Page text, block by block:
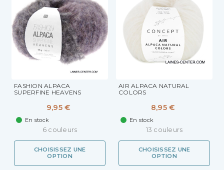
FASHION ALPACA
SUPERFINE HEAVENS
9,95 €
En stock
6 couleurs
CHOISISSEZ UNE
OPTION
AIR ALPACA NATURAL
COLORS
8,95 €
En stock
13 couleurs
CHOISISSEZ UNE
OPTION